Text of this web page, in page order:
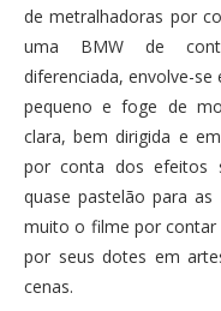
de metralhadoras por
uma BMW de
diferenciada, envolve-
pequeno e foge de
clara, bem dirigida e
por conta dos efeitos
quase pastelão para
muito o filme por contar
por seus dotes em
cenas.